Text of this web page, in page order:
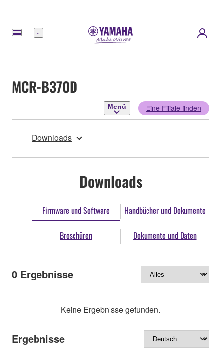
Menü
MCR-B370D
Menü Eine Filiale finden
Downloads
Downloads
Firmware und Software Handbücher und Dokumente
Broschüren Dokumente und Daten
0 Ergebnisse
Keine Ergebnisse gefunden.
Ergebnisse